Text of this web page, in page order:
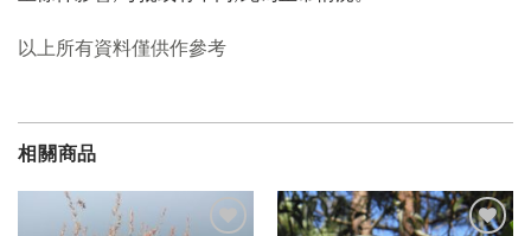
以上所有資料僅供作參考
相關商品